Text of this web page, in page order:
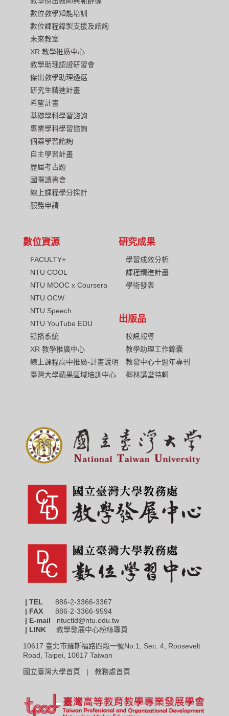
數位教學知能培訓
數位課程錄製支援及諮詢
未來教室
XR 教學推廣中心
教學助理認證研習會
傑出教學助理遴選
研究生精進計畫
希望計畫
基礎學科學習諮詢
專業學科學習諮詢
個案學習諮詢
自主學習計畫
歷屆考古題
國際讀書會
線上課程學分採計
服務申請
數位資源
FACULTY+
NTU COOL
NTU MOOC x Coursera
NTU OCW
NTU Speech
NTU YouTube EDU
錄播系統
XR 教學推廣中心
線上課程高中推廣-計畫說明
臺灣大學蘋果區域培訓中心
研究成果
學習成效分析
課程精進計畫
學術發表
出版品
校訊報導
教學助理工作錦囊
教發中心十週年專刊
椰林講堂特輯
| TEL 886-2-3366-3367
| FAX
886-2-3366-9594
| E-mail ntuctld@ntu.edu.tw
| LINK 教學發展中心粉絲專頁
10617 臺北市羅斯福路四段一號No.1, Sec. 4, Roosevelt
Road, Taipei, 10617 Taiwan
國立臺灣大學首頁 | 教務處首頁